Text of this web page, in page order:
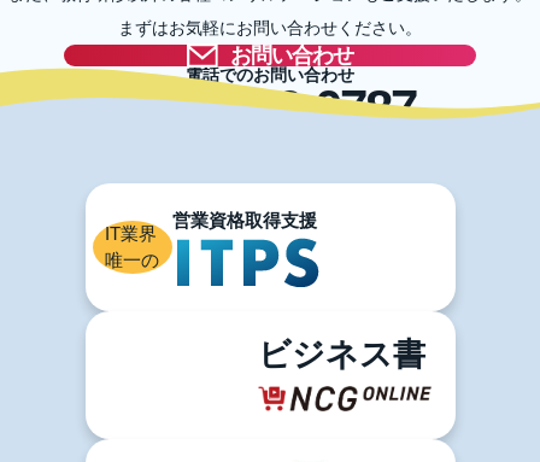
まずはお気軽にお問い合わせください。
お問い合わせ
電話でのお問い合わせ
03-5996-0787
IT業界
唯一の
ビジネス書